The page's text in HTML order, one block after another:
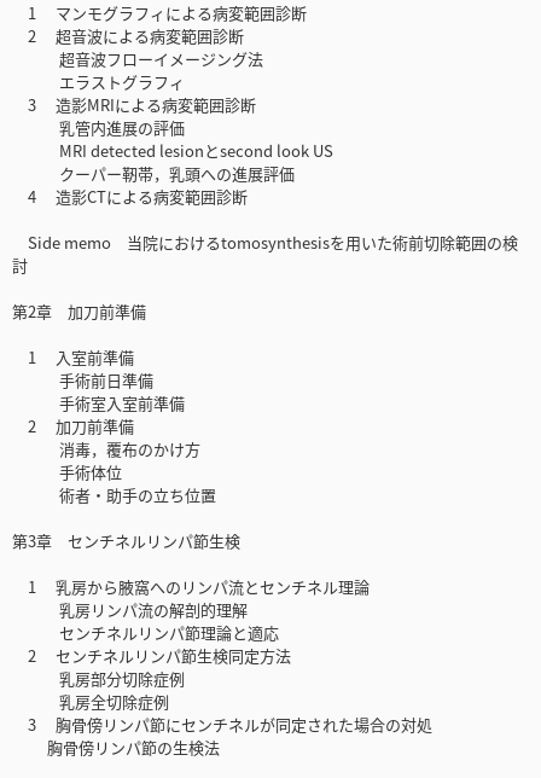
1 マンモグラフィによる病変範囲診断
2 超音波による病変範囲診断
超音波フローイメージング法
エラストグラフィ
3 造影MRIによる病変範囲診断
乳管内進展の評価
MRI detected lesionとsecond look US
クーパー靭帯，乳頭への進展評価
4 造影CTによる病変範囲診断
Side memo 当院におけるtomosynthesisを用いた術前切除範囲の検
討
第2章 加刀前準備
1 入室前準備
手術前日準備
手術室入室前準備
2 加刀前準備
消毒，覆布のかけ方
手術体位
術者・助手の立ち位置
第3章 センチネルリンパ節生検
1 乳房から腋窩へのリンパ流とセンチネル理論
乳房リンパ流の解剖的理解
センチネルリンパ節理論と適応
2 センチネルリンパ節生検同定方法
乳房部分切除症例
乳房全切除症例
3 胸骨傍リンパ節にセンチネルが同定された場合の対処
胸骨傍リンパ節の生検法